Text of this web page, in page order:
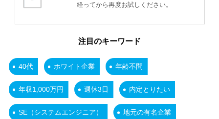
経ってから再度お試しください。
注目のキーワード
40代 ホワイト企業 年齢不問
年収1,000万円 週休3日 内定とりたい
SE（システムエンジニア） 地元の有名企業